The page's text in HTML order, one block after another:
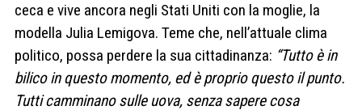
ceca e vive ancora negli Stati Uniti con la moglie, la
modella Julia Lemigova. Teme che, nell’attuale clima
politico, possa perdere la sua cittadinanza: “Tutto è in
bilico in questo momento, ed è proprio questo il punto.
Tutti camminano sulle uova, senza sapere cosa